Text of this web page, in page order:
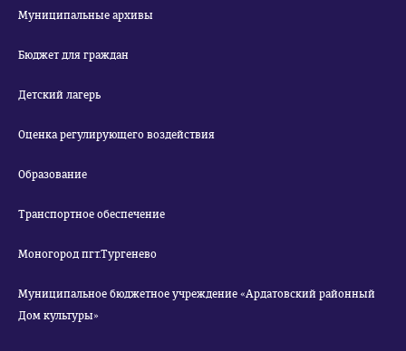
Муниципальные архивы
Бюджет для граждан
Детский лагерь
Оценка регулирующего воздействия
Образование
Транспортное обеспечение
Моногород пгт.Тургенево
Муниципальное бюджетное учреждение «Ардатовский районный
Дом культуры»